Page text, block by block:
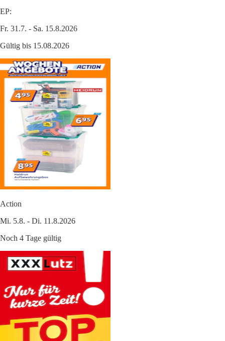
EP:
Fr. 31.7. - Sa. 15.8.2026
Gültig bis 15.08.2026
Action
Mi. 5.8. - Di. 11.8.2026
Noch 4 Tage gültig